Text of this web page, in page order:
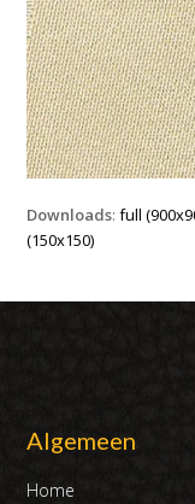
Downloads:full
(150x150)
Algemeen
Home